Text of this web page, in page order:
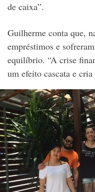
de caixa”.
Guilherme conta que,
empréstimos e
equilíbrio. “A crise
um efeito cascata e